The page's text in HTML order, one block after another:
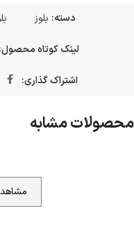
دسته: بلوز
لینک کوتاه محصول:
اشتراک گذاری:
محصولات مشابه